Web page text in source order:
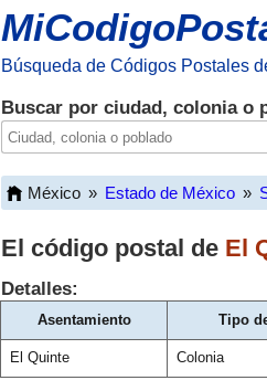
Búsqueda de Códigos Postales
Buscar por ciudad, colonia o
México » Estado de México »
El código postal de El
Detalles:
Asentamiento Tipo
El Quinte Colonia